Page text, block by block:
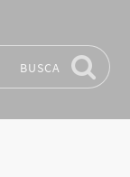
BUSCA